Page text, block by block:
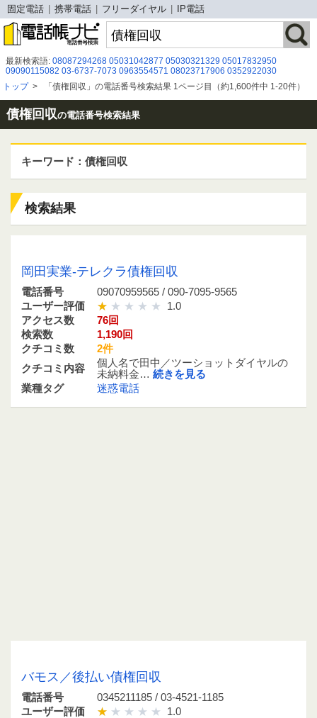
固定電話 携帯電話 フリーダイヤル IP電話
最新検索語: 08087294268 05031042877 05030321329 05017832950
09090115082 03-6737-7073 0963554571 08023717906 0352922030
07076388073 0543339161 070-1677-0336 0342188372
07037629000
0677122879 0120360416 08080479568 05031295519 08066939369
08009191250 090 9464 6993 07028295935 08005006775 0120985749
05017828567
トップ> 「債権回収」の電話番号検索結果 1ページ目（約1,600件中 1-20件）
債権回収の電話番号検索結果
キーワード：債権回収
検索結果
岡田実業-テレクラ債権回収
電話番号
09070959565 / 090-7095-9565
ユーザー評価
1.0
アクセス数
76回
検索数
1,190回
クチコミ数
2件
クチコミ内容
個人名で田中／ツーショットダイヤルの
未納料金… 続きを見る
業種タグ
迷惑電話
バモス／後払い債権回収
電話番号
0345211185 / 03-4521-1185
ユーザー評価
1.0